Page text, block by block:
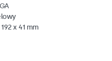
x 41 mm